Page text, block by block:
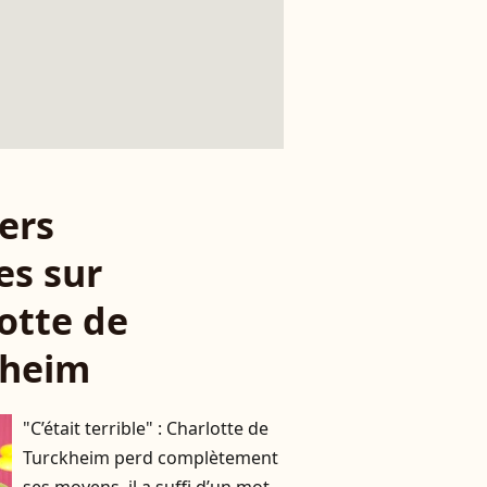
sur
de
"C’était terrible" : Charlotte de
Turckheim perd complètement